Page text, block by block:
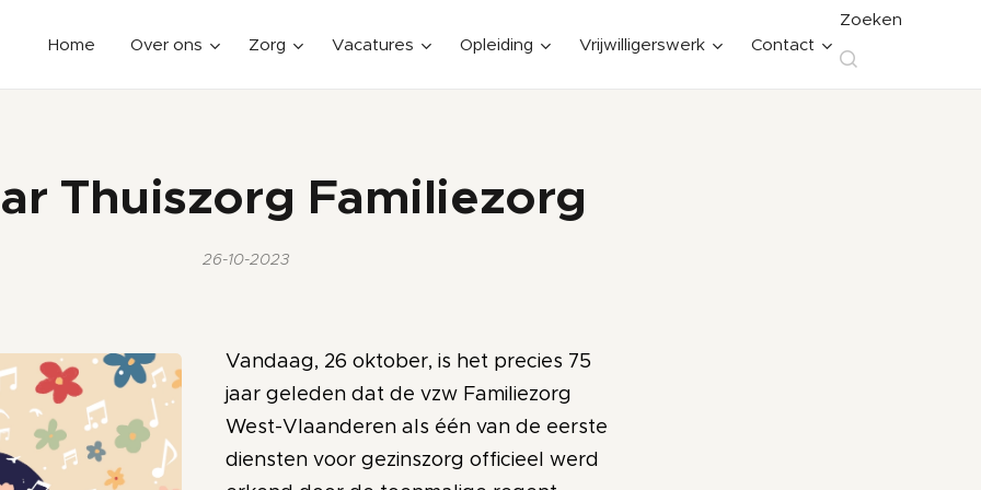
Home Over ons Zorg Vacatures Opleiding Vrijwilligerswerk Contact
Zoeken
Thuiszorg Familiezorg
26-10-2023
Vandaag, 26 oktober, is het precies 75
jaar geleden dat de vzw Familiezorg
West-Vlaanderen als één van de eerste
diensten voor gezinszorg officieel werd